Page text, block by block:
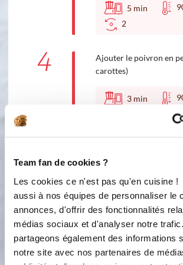
Team fan de cookies ?
Les cookies ce n'est pas qu'en cuisine
aussi à nos équipes de personnaliser le
annonces, d'offrir des fonctionnalités
médias sociaux et d'analyser notre
partageons également des informations
notre site avec nos partenaires de
5 min
2
4
Ajouter le poivron en
carottes)
3 min
5
inox, le bouillon, paprika
Accessoire(s) :
20min
1